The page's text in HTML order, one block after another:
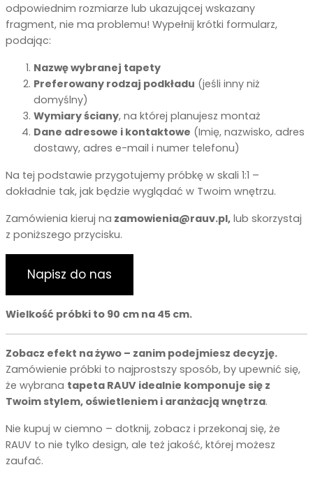
odpowiednim rozmiarze lub ukazującej wskazany
fragment, nie ma problemu! Wypełnij krótki formularz,
podając:
Nazwę wybranej tapety
Preferowany rodzaj podkładu (jeśli inny niż
domyślny)
Wymiary ściany, na której planujesz montaż
Dane adresowe i kontaktowe (Imię, nazwisko, adres
dostawy, adres e-mail i numer telefonu)
Na tej podstawie przygotujemy próbkę w skali 1:1 –
dokładnie tak, jak będzie wyglądać w Twoim wnętrzu.
Zamówienia kieruj na zamowienia@rauv.pl, lub skorzystaj
z poniższego przycisku.
Napisz do nas
Wielkość próbki to 90 cm na 45 cm.
Zobacz efekt na żywo – zanim podejmiesz decyzję.
Zamówienie próbki to najprostszy sposób, by upewnić się,
że wybrana tapeta RAUV idealnie komponuje się z
Twoim stylem, oświetleniem i aranżacją wnętrza.
Nie kupuj w ciemno – dotknij, zobacz i przekonaj się, że
RAUV to nie tylko design, ale też jakość, której możesz
zaufać.